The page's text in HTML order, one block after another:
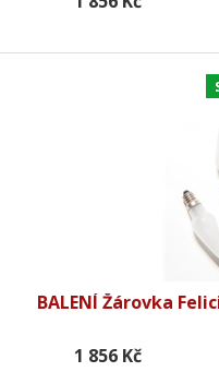
BALENÍ Žárovka
1 856 Kč